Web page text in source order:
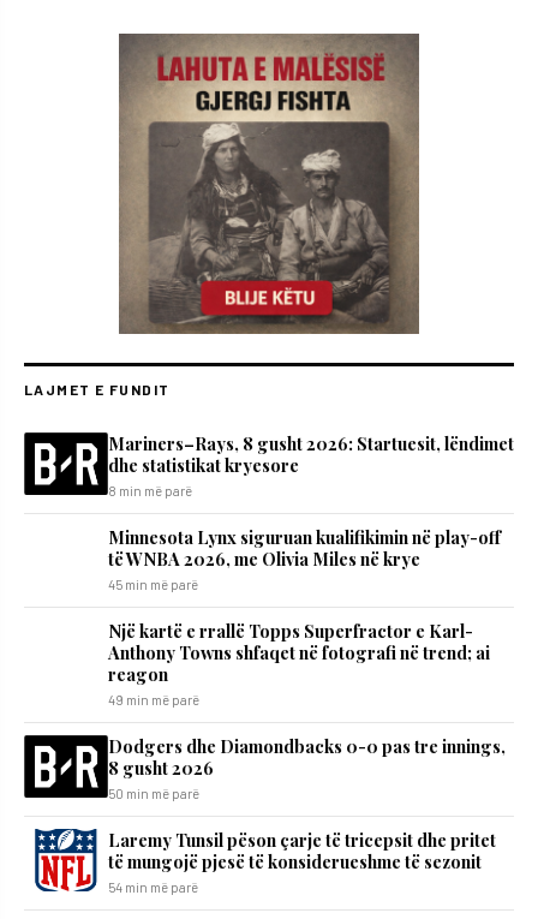
LAJMET E FUNDIT
Mariners–Rays, 8 gusht 2026: Startuesit, lëndimet
dhe statistikat kryesore
8 min më parë
Minnesota Lynx siguruan kualifikimin në play-off
të WNBA 2026, me Olivia Miles në krye
45 min më parë
Një kartë e rrallë Topps Superfractor e Karl-
Anthony Towns shfaqet në fotografi në trend; ai
reagon
49 min më parë
Dodgers dhe Diamondbacks 0-0 pas tre innings,
8 gusht 2026
50 min më parë
Laremy Tunsil pëson çarje të tricepsit dhe pritet
të mungojë pjesë të konsiderueshme të sezonit
54 min më parë